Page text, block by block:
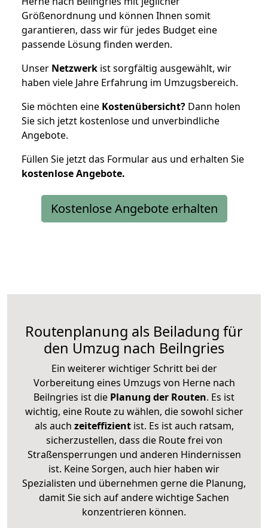
Größenordnung und können Ihnen somit
garantieren, dass wir für jedes Budget eine
passende Lösung finden werden.
Unser Netzwerk ist sorgfältig ausgewählt, wir
haben viele Jahre Erfahrung im Umzugsbereich.
Sie möchten eine Kostenübersicht? Dann holen
Sie sich jetzt kostenlose und unverbindliche
Angebote.
Füllen Sie jetzt das Formular aus und erhalten Sie
kostenloseAngebote.
Kostenlose Angebote erhalten
Routenplanung als Beiladung für
den Umzug nach Beilngries
Ein weiterer wichtiger Schritt bei der
Vorbereitung eines Umzugs von Herne nach
Beilngries ist die Planung der Routen. Es ist
wichtig, eine Route zu wählen, die sowohl sicher
als auch zeiteffizientist. Es ist auch ratsam,
sicherzustellen, dass die Route frei von
Straßensperrungen und anderen Hindernissen
ist. Keine Sorgen, auch hier haben wir
Spezialisten und übernehmen gerne die Planung,
damit Sie sich auf andere wichtige Sachen
konzentrieren können.